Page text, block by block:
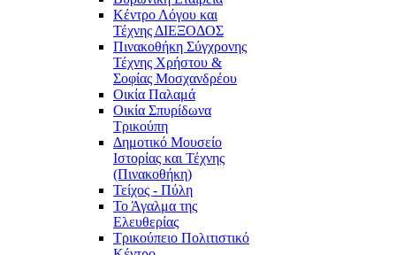
Κέντρο Λόγου και
Τέχνης ΔΙΕΞΟΔΟΣ
Πινακοθήκη Σύγχρονης
Τέχνης Χρήστου &
Σοφίας Μοσχανδρέου
Οικία Παλαμά
Οικία Σπυρίδωνα
Τρικούπη
Δημοτικό Μουσείο
Ιστορίας και Τέχνης
(Πινακοθήκη)
Τείχος - Πύλη
Το Άγαλμα της
Ελευθερίας
Τρικούπειο Πολιτιστικό